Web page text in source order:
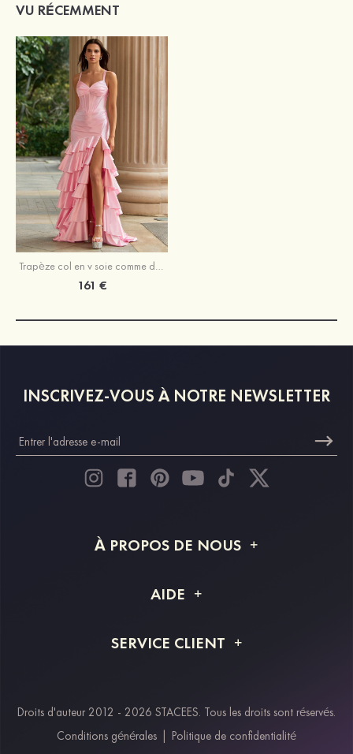
VU RÉCEMMENT
161 €
INSCRIVEZ-VOUS À NOTRE NEWSLETTER
À PROPOS DE NOUS
Livraison
AIDE
Retour et remboursement
SERVICE CLIENT
Modes de paiement
Klarna
Droits d'auteur 2012 - 2026 STACEES. Tous les droits sont réservés.
Conditions générales | Politique de confidentialité